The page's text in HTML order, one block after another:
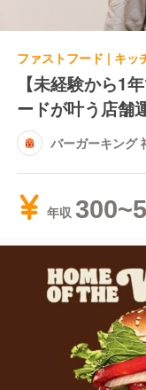
【未経験から1
ードが叶う店舗
バーガーキング
年収